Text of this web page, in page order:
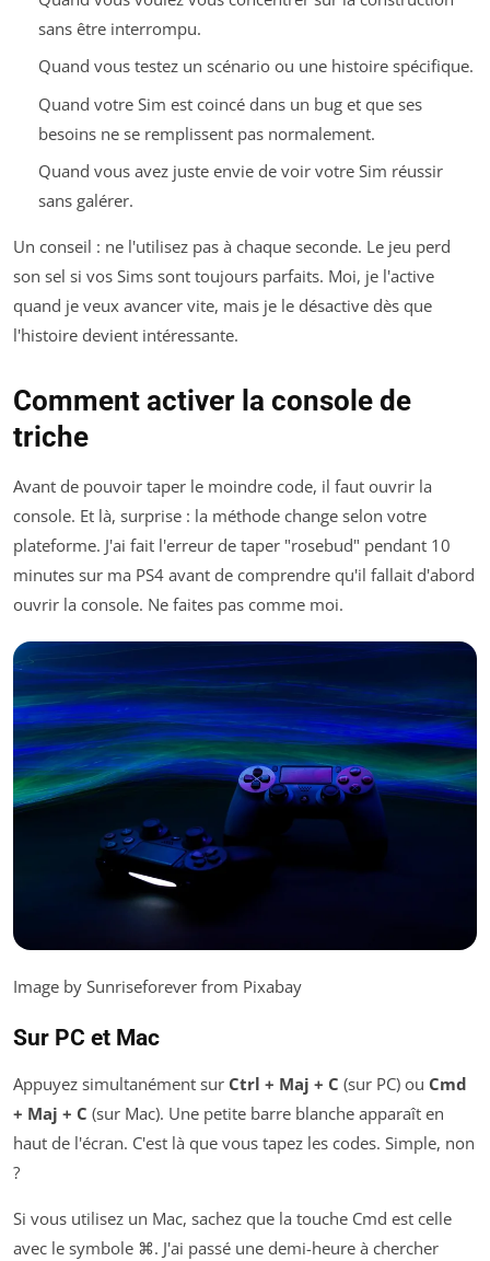
sans être interrompu.
Quand vous testez un scénario ou une histoire spécifique.
Quand votre Sim est coincé dans un bug et que ses
besoins ne se remplissent pas normalement.
Quand vous avez juste envie de voir votre Sim réussir
sans galérer.
Un conseil : ne l'utilisez pas à chaque seconde. Le jeu perd
son sel si vos Sims sont toujours parfaits. Moi, je l'active
quand je veux avancer vite, mais je le désactive dès que
l'histoire devient intéressante.
Comment activer la console de
triche
Avant de pouvoir taper le moindre code, il faut ouvrir la
console. Et là, surprise : la méthode change selon votre
plateforme. J'ai fait l'erreur de taper "rosebud" pendant 10
minutes sur ma PS4 avant de comprendre qu'il fallait d'abord
ouvrir la console. Ne faites pas comme moi.
Image by Sunriseforever from Pixabay
Sur PC et Mac
Appuyez simultanément sur Ctrl + Maj + C (sur PC) ou Cmd
+ Maj + C (sur Mac). Une petite barre blanche apparaît en
haut de l'écran. C'est là que vous tapez les codes. Simple, non
?
Si vous utilisez un Mac, sachez que la touche Cmd est celle
avec le symbole ⌘. J'ai passé une demi-heure à chercher